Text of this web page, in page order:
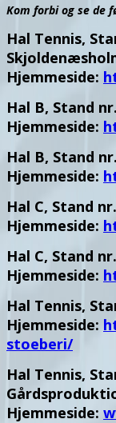
Kom forbi og se de
Hal Tennis,
Hjemmeside:
Hal B, Stand
Hjemmeside:
Hal B, Stand
Hjemmeside:
Hal C, Stand
Hjemmeside:
Hal C, Stand
Hjemmeside:
Hal Tennis,
Hjemmeside:
stoeberi/
Hal Tennis,
Hjemmeside: